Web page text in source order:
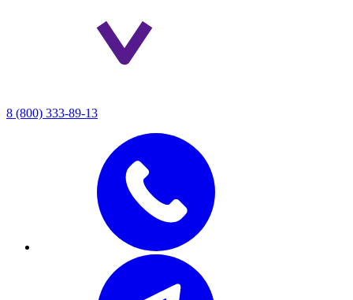
8 (800) 333-89-13